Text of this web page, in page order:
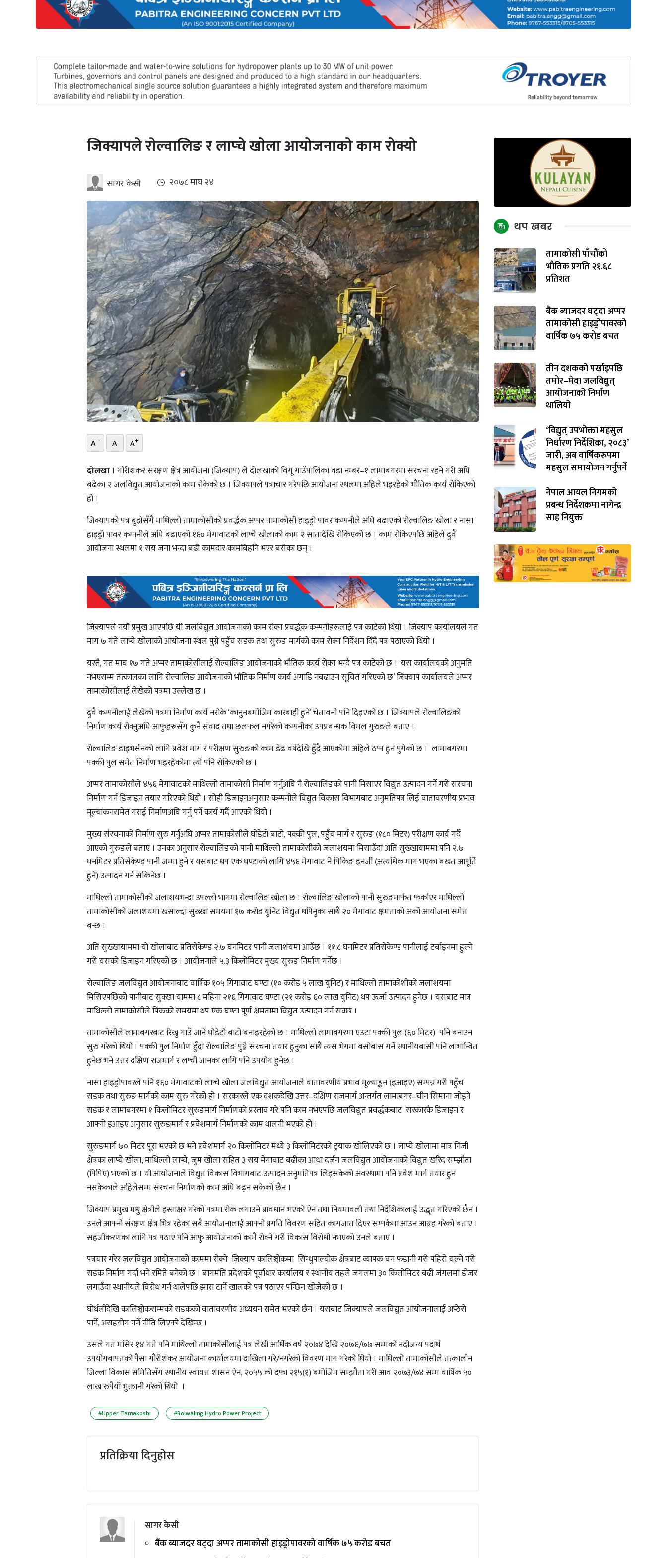
जलवायु
जिक्यापले राेल्वालिङ र लाप्चे खाेला आयोजनाको काम रोक्यो
सागर केसी २०७८ माघ २४
A - A A+
दोलखा। गौरीशंकर संरक्षण क्षेत्र आयोजना (जिक्याप) ले दोलखाको विगू गाउँपालिका वडा नम्बर–१ लामाबगरमा संरचना रहने गरी अघि
बढेका २ जलविद्युत आयोजनाको काम रोकेको छ । जिक्यापले पत्राचार गरेपछि आयोजना स्थलमा अहिले भइरहेको भौतिक कार्य रोकिएको
हो ।
जिक्यापको पत्र बुझेसँगै माथिल्लो तामाकोसीको प्रवर्द्धक अप्पर तामाकोसी हाइड्रो पावर कम्पनीले अघि बढाएको रोल्वालिङ खोला र नासा
हाइड्रो पावर कम्पनीले अघि बढाएको १६० मेगावाटको लाप्चे खोलाको काम २ सातादेखि रोकिएको छ । काम रोकिएपछि अहिले दुवै
आयोजना स्थलमा १ सय जना भन्दा बढी कामदार कामबिहनि भएर बसेका छन् ।
जिक्यापले नयाँ प्रमुख आएपछि यी जलविद्युत आयोजनाको काम रोक्न प्रवर्द्धक कम्पनीहरूलाई पत्र काटेको थियो । जिक्याप कार्यालयले गत
माग ७ गते लाप्चे खोलाको आयोजना स्थल पुग्ने पहुँच सडक तथा सुरुङ मार्गको काम रोक्न निर्देशन दिँदै पत्र पठाएको थियो ।
यस्तै, गत माघ १७ गते अप्पर तामाकोसीलाई रोल्वालिङ आयोजनाको भौतिक कार्य रोक्न भन्दै पत्र काटेको छ । ‘यस कार्यालयको अनुमति
नभएसम्म तत्कालका लागि रोल्वालिङ आयोजनाको भौतिक निर्माण कार्य अगाडि नबढाउन सूचित गरिएको छ’ जिक्याप कार्यालयले अप्पर
तामाकोसीलाई लेखेको पत्रमा उल्लेख छ ।
दुवै कम्पनीलाई लेखेको पत्रमा निर्माण कार्य नरोके ‘कानुनबमोजिम कारबाही हुने’ चेतावनी पनि दिइएको छ । जिक्यापले रोल्वालिङको
निर्माण कार्य रोक्नुअघि आफुहरूसँग कुनै संवाद तथा छलफल नगरेको कम्पनीका उपप्रबन्धक विमल गुरुङले बताए ।
रोल्वालिङ डाइभर्सनको लागि प्रवेश मार्ग र परीक्षण सुरुङको काम डेढ वर्षदेखि हुँदै आएकोमा अहिले ठप्प हुन पुगेको छ । लामाबगरमा
पक्की पुल समेत निर्माण भइरहेकोमा त्यो पनि रोकिएको छ ।
अप्पर तामाकोसीले ४५६ मेगावाटको माथिल्लो तामाकोसी निर्माण गर्नुअघि नै रोल्वालिङको पानी मिसाएर विद्युत उत्पादन गर्ने गरी संरचना
निर्माण गर्न डिजाइन तयार गरिएको थियो । सोही डिजाइनअनुसार कम्पनीले विद्युत विकास विभागबाट अनुमतिपत्र लिई वातावरणीय प्रभाव
मूल्यांकनसमेत गराई निर्माणअघि गर्नु पर्ने कार्य गर्दै आएको थियो ।
मुख्य संरचनाको निर्माण सुरु गर्नुअघि अप्पर तामाकोसीले घोडेटो बाटो, पक्की पुल, पहुँच मार्ग र सुरुङ (१८० मिटर) परीक्षण कार्य गर्दै
आएको गुरुङले बताए । उनका अनुसार रोल्वालिङको पानी माथिल्लो तामाकोसीको जलाशयमा मिसाउँदा अति सुख्खायाममा पनि २.७
घनमिटर प्रतिसेकेण्ड पानी जम्मा हुने र यसबाट थप एक घण्टाको लागि ४५६ मेगावाट नै पिकिङ इनर्जी (अत्यधिक माग भएका बखत आपूर्ति
हुने) उत्पादन गर्न सकिनेछ ।
माथिल्लो तामाकोसीको जलाशयभन्दा उपल्लो भागमा रोल्वालिङ खोला छ । रोल्वालिङ खोलाको पानी सुरुङमार्फत फर्काएर माथिल्लो
तामाकोसीको जलाशयमा खसाल्दा सुख्खा समयमा १७ करोड युनिट विद्युत थपिनुका साथै २० मेगावाट क्षमताको अर्को आयोजना समेत
बन्छ ।
अति सुख्खायाममा यो खोलाबाट प्रतिसेकेण्ड २.७ घनमिटर पानी जलाशयमा आउँछ । ११.८ घनमिटर प्रतिसेकेण्ड पानीलाई टर्बाइनमा हुल्ने
गरी यसको डिजाइन गरिएको छ । आयोजनाले ५.३ किलोमिटर मुख्य सुरुङ निर्माण गर्नेछ ।
रोल्वालिङ जलविद्युत आयोजनाबाट वार्षिक १०५ गिगावाट घण्टा (१० करोड ५ लाख युनिट) र माथिल्लो तामाकोशीको जलाशयमा
मिसिएपछिको पानीबाट सुक्खा याममा ८ महिना २१६ गिगावाट घण्टा (२१ करोड ६० लाख युनिट) थप ऊर्जा उत्पादन हुनेछ । यसबाट मात्र
माथिल्लो तामाकोसीले पिकको समयमा थप एक घण्टा पूर्ण क्षमतामा विद्युत उत्पादन गर्न सक्छ ।
तामाकोसीले लामाबगरबाट रिखु गाउँ जाने घोडेटो बाटो बनाइरहेको छ । माथिल्लो लामाबगरमा एउटा पक्की पुल (६० मिटर) पनि बनाउन
सुरु गरेको थियो । पक्की पुल निर्माण हुँदा रोल्वालिङ पुग्ने संरचना तयार हुनुका साथै त्यस भेगमा बसोबास गर्ने स्थानीयबासी पनि लाभान्वित
हुनेछ भने उत्तर दक्षिण राजमार्ग र लप्ची जानका लागि पनि उपयोग हुनेछ ।
नासा हाइड्रोपावरले पनि १६० मेगावाटको लाप्चे खोला जलविद्युत आयोजनाले वातावरणीय प्रभाव मूल्याङ्कन (इआइए) सम्पन्न गरी पहुँच
सडक तथा सुरुङ मार्गको काम सुरु गरेको हो । सरकारले एक दशकदेखि उत्तर–दक्षिण राजमार्ग अन्तर्गत लामाबगर–चीन सिमाना जोड्ने
सडक र लामाबगरमा १ किलोमिटर सुरुङमार्ग निर्माणको प्रस्ताव गरे पनि काम नभएपछि जलविद्युत प्रवर्द्धकबाट सरकारकै डिजाइन र
आफ्नो इआइए अनुसार सुरुङमार्ग र प्रवेशमार्ग निर्माणको काम थालनी भएको हो ।
सुरुङमार्ग ७० मिटर पूरा भएको छ भने प्रवेशमार्ग २० किलोमिटर मध्ये ३ किलोमिटरको ट्रयाक खोलिएको छ । लाप्चे खोलामा मात्र निजी
क्षेत्रका लाप्चे खोला, माथिल्लो लाप्चे, जुम खोला सहित ३ सय मेगावाट बढीका आधा दर्जन जलविद्युत आयोजनाको विद्युत खरिद सम्झौता
(पिपिए) भएको छ । यी आयोजनाले विद्युत विकास विभागबाट उत्पादन अनुमतिपत्र लिइसकेको अवस्थामा पनि प्रवेश मार्ग तयार हुन
नसकेकाले अहिलेसम्म संरचना निर्माणको काम अघि बढ्न सकेको छैन ।
जिक्याप प्रमुख मधु क्षेत्रीले हस्ताक्षर गरेको पत्रमा रोक लगाउने प्रावधान भएको ऐन तथा नियमावली तथा निर्देशिकालाई उद्धृत गरिएको छैन ।
उनले आफ्नो संरक्षण क्षेत्र भित्र रहेका सबै आयोजनालाई आफ्नो प्रगति विवरण सहित कागजात दिएर सम्पर्कमा आउन आग्रह गरेको बताए ।
सहजीकरणका लागि पत्र पठाए पनि आफु आयोजनाको कामै रोक्ने गरी विकास विरोधी नभएको उनले बताए ।
पत्रचार गरेर जलविद्युत आयोजनाको काममा रोक्ने जिक्याप कालिञ्चोकमा सिन्धुपाल्चोक क्षेत्रबाट व्यापक वन फडानी गरी पहिरो चल्ने गरी
सडक निर्माण गर्दा भने रमिते बनेको छ । बागमति प्रदेशको पूर्वाधार कार्यालय र स्थानीय तहले जंगलमा ३० किलोमिटर बढी जंगलमा डोजर
लगाउँदा स्थानीयले विरोध गर्न थालेपछि झारा टार्ने खालको पत्र पठाएर पन्छिन खोजेको छ ।
घोर्थलीदेखि कालिञ्चोकसम्मको सडकको वातावरणीय अध्ययन समेत भएको छैन । यसबाट जिक्यापले जलविद्युत आयोजनालाई अप्ठेरो
पार्ने, असहयोग गर्ने नीति लिएको देखिन्छ ।
उसले गत मंसिर १४ गते पनि माथिल्लो तामाकोसीलाई पत्र लेखी आर्थिक वर्ष २०७४ देखि २०७६/७७ सम्मको नदीजन्य पदार्थ
उपयोगबापतको पैसा गौरीशंकर आयोजना कार्यालयमा दाखिला गरे/नगरेको विवरण माग गरेको थियो । माथिल्लो तामाकोसीले तत्कालीन
जिल्ला विकास समितिसँग स्थानीय स्वायत्त शासन ऐन, २०५५ को दफा २१५(१) बमोजिम सम्झौता गरी आव २०७३/७४ सम्म वार्षिक ५०
लाख रुपैयाँ भुक्तानी गरेको थियो ।
#Upper Tamakoshi #Rolwaling Hydro Power Project
प्रतिक्रिया दिनुहोस
सागर केसी
बैंक ब्याजदर घट्दा अप्पर तामाकोसी हाइड्रोपावरको वार्षिक ७५ करोड बचत
थप खबर
तामाकोसी पाँचौँको
भौतिक प्रगति २१.६८
प्रतिशत
बैंक ब्याजदर घट्दा अप्पर
तामाकोसी हाइड्रोपावरको
वार्षिक ७५ करोड बचत
तीन दशकको पर्खाइपछि
तमोर–मेवा जलविद्युत्
आयोजनाको निर्माण
थालियो
‘विद्युत् उपभोक्ता महसुल
निर्धारण निर्देशिका, २०८३’
जारी, अब वार्षिकरूपमा
महसुल समायोजन गर्नुपर्ने
नेपाल आयल निगमको
प्रबन्ध निर्देशकमा नागेन्द्र
साह नियुक्त